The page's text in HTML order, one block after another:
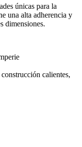
únicas para la
una alta adherencia y
dimensiones.
calientes,